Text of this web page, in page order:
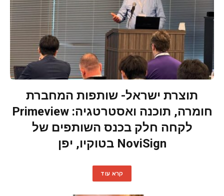
תוצרת ישראל- שותפות המחברת
חומרה, תוכנה ואסטרטגיה: Primeview
לקחה חלק בכנס השותפים של
NoviSign בטוקיו, יפן
קרא עוד